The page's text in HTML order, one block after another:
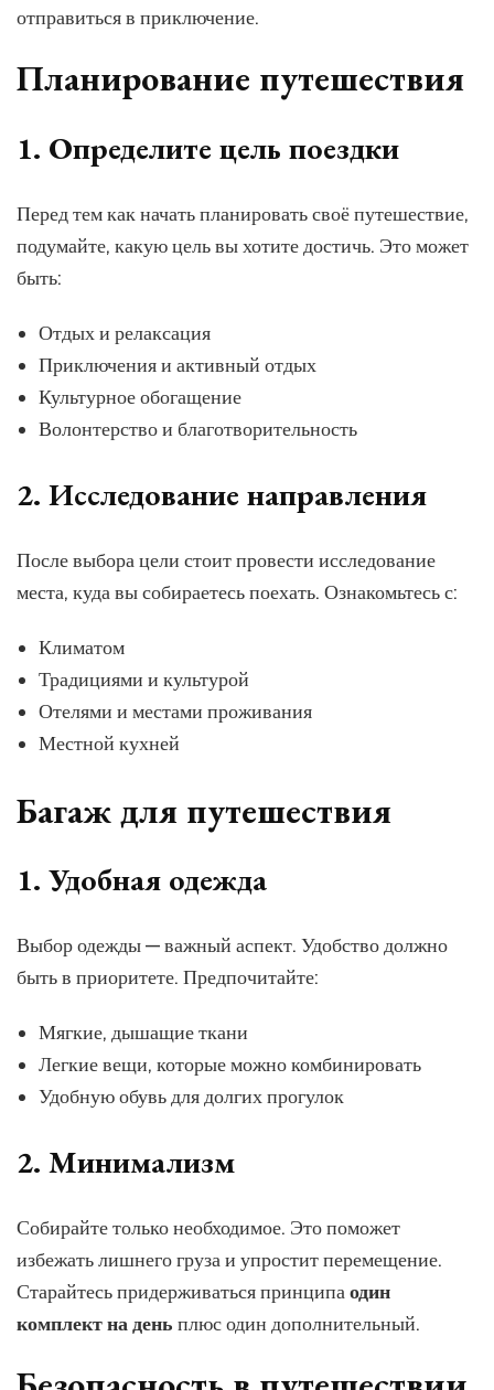
отправиться в приключение.
Планирование путешествия
1. Определите цель поездки
Перед тем как начать планировать своё путешествие,
подумайте, какую цель вы хотите достичь. Это может
быть:
Отдых и релаксация
Приключения и активный отдых
Культурное обогащение
Волонтерство и благотворительность
2. Исследование направления
После выбора цели стоит провести исследование
места, куда вы собираетесь поехать. Ознакомьтесь с:
Климатом
Традициями и культурой
Отелями и местами проживания
Местной кухней
Багаж для путешествия
1. Удобная одежда
Выбор одежды — важный аспект. Удобство должно
быть в приоритете. Предпочитайте:
Мягкие, дышащие ткани
Легкие вещи, которые можно комбинировать
Удобную обувь для долгих прогулок
2. Минимализм
Собирайте только необходимое. Это поможет
избежать лишнего груза и упростит перемещение.
Старайтесь придерживаться принципаодин
комплект на день плюс один дополнительный.